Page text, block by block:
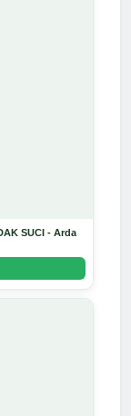
SUCI - Arda